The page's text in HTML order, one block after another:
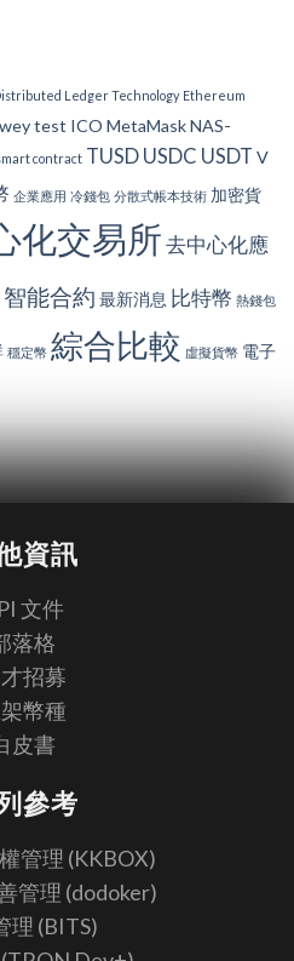
Ledger Technology Ethereum
test ICO MetaMaskNAS-
contract TUSD USDC USDT V
企業應用 冷錢包 分散式帳本技術 加密貨
化交易所 去中心化應
智能合約 最新消息 比特幣 熱錢包
穩定幣 綜合比較 虛擬貨幣 電子
資訊
文件
落格
招募
架幣種
皮書
參考
管理 (KKBOX)
管理 (dodoker)
理 (BITS)